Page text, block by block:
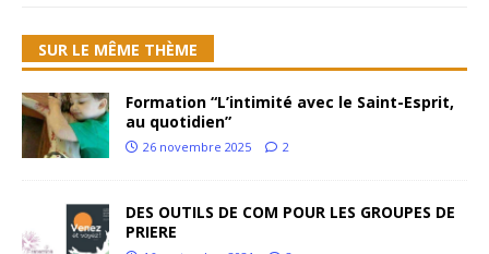
SUR LE MÊME THÈME
Formation “L’intimité avec le Saint-Esprit,
au quotidien”
26 novembre 2025 2
DES OUTILS DE COM POUR LES GROUPES DE
PRIERE